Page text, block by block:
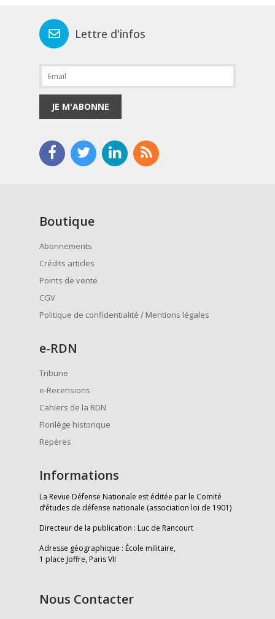
Lettre d'infos
JE M'ABONNE
Boutique
Abonnements
Crédits articles
Points de vente
CGV
Politique de confidentialité / Mentions légales
e-RDN
Tribune
e-Recensions
Cahiers de la RDN
Florilège historique
Repères
Informations
La Revue Défense Nationale est éditée par le Comité
d’études de défense nationale (association loi de 1901)
Directeur de la publication : Luc de Rancourt
Adresse géographique : École militaire,
1 place Joffre, Paris VII
Nous Contacter